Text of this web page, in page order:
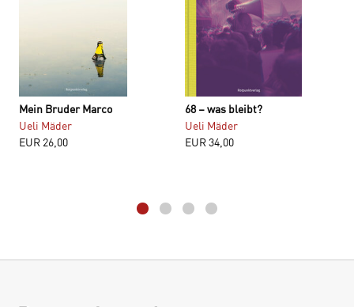
Mein Bruder Marco
Ueli Mäder
EUR 26,00
68 – was bleibt?
Ueli Mäder
EUR34,00